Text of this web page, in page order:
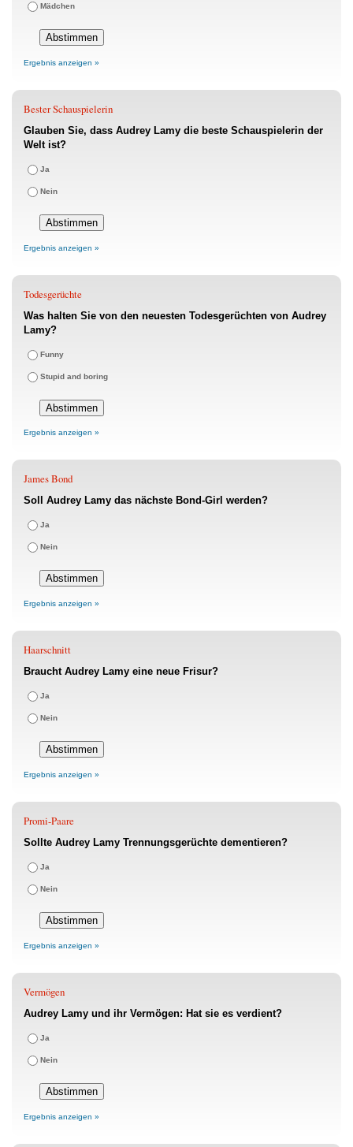
Mädchen
Ergebnis anzeigen »
Bester Schauspielerin
Glauben Sie, dass Audrey Lamy die beste Schauspielerin der
Welt ist?
Ja
Nein
Ergebnis anzeigen »
Todesgerüchte
Was halten Sie von den neuesten Todesgerüchten von Audrey
Lamy?
Funny
Stupid and boring
Ergebnis anzeigen »
James Bond
Soll Audrey Lamy das nächste Bond-Girl werden?
Ja
Nein
Ergebnis anzeigen »
Haarschnitt
Braucht Audrey Lamy eine neue Frisur?
Ja
Nein
Ergebnis anzeigen »
Promi-Paare
Sollte Audrey Lamy Trennungsgerüchte dementieren?
Ja
Nein
Ergebnis anzeigen »
Vermögen
Audrey Lamy und ihr Vermögen: Hat sie es verdient?
Ja
Nein
Ergebnis anzeigen »